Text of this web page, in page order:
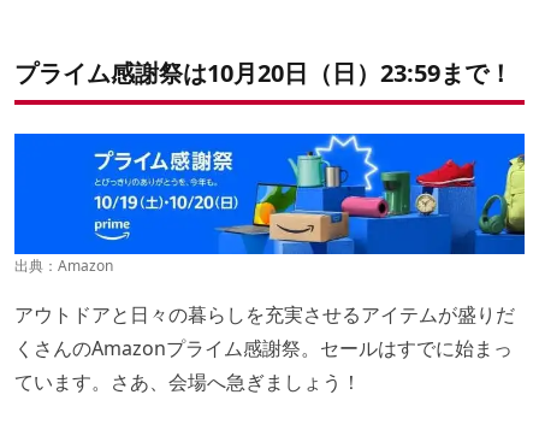
プライム感謝祭は10月20日（日）23:59まで！
出典： Amazon
アウトドアと日々の暮らしを充実させるアイテムが盛りだ
くさんのAmazonプライム感謝祭。セールはすでに始まっ
ています。さあ、会場へ急ぎましょう！